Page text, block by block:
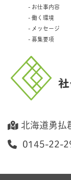
北海道勇払
0145-22-
お仕事内容
働く環境
メッセージ
募集要項